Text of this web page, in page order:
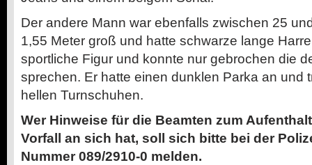
Der andere Mann war ebenfalls zwischen 25
1,55 Meter groß und hatte schwarze lange
sportliche Figur und konnte nur gebrochen die
sprechen. Er hatte einen dunklen Parka an und
hellen Turnschuhen.
Wer Hinweise für die Beamten zum
Vorfall an sich hat, soll sich bitte bei der
Nummer 089/2910-0 melden.